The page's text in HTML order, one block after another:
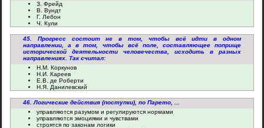
З. Фрейд
В. Вундт
Г. Лебон
Ч. Кули
45. Прогресс состоит не в том, чтобы всё идти в одном
направлении, а в том, чтобы всё поле, составляющее поприще
исторической деятельности человечества, исходить в разных
направлениях. Так считал:
Н.М. Коркунов
Н.И. Кареев
Е.В. де Роберти
Н.Я. Данилевский
46. Логические действия (поступки), по Парето, ...
управляются разумом и регулируются нормами
управляются эмоциями и чувствами
строятся по законам логики